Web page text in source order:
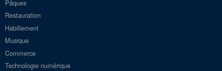
Pâques
Restauration
Habillement
Musique
Commerce
Technologie numérique